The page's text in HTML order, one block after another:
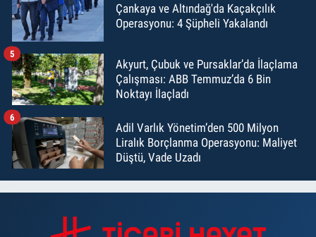
Çankaya ve Altındağ'da Kaçakçılık
Operasyonu: 4 Şüpheli Yakalandı
Akyurt, Çubuk ve Pursaklar’da İlaçlama
Çalışması: ABB Temmuz’da 6 Bin
Noktayı İlaçladı
5
Adil Varlık Yönetim’den 500 Milyon
Liralık Borçlanma Operasyonu: Maliyet
Düştü, Vade Uzadı
6